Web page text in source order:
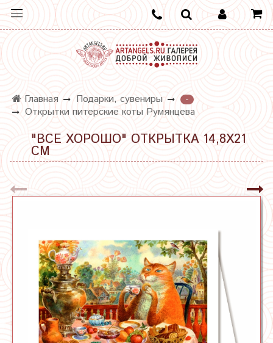
Главная Подарки, сувениры
-
Открытки питерские коты Румянцева
"ВСЕ ХОРОШО" ОТКРЫТКА 14,8Х21
СМ